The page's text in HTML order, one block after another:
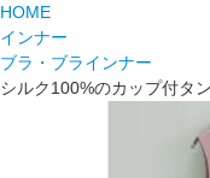
HOME
インナー
ブラ・ブラインナー
シルク100%のカップ付